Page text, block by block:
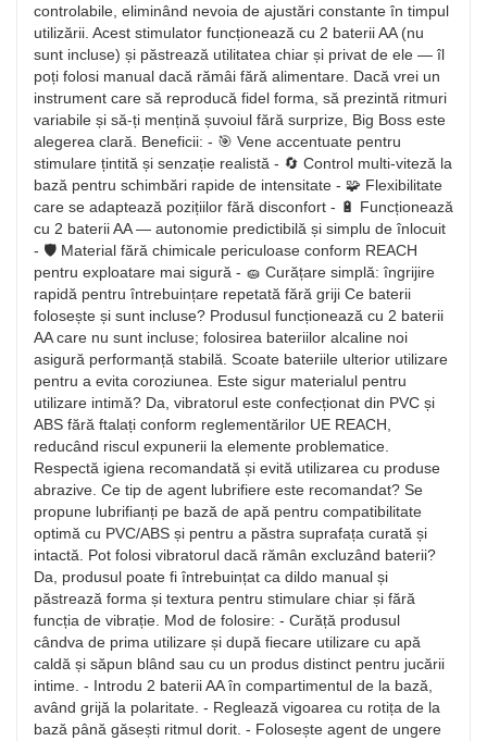
controlabile, eliminând nevoia de ajustări constante în timpul
utilizării. Acest stimulator funcționează cu 2 baterii AA (nu
sunt incluse) și păstrează utilitatea chiar și privat de ele — îl
poți folosi manual dacă rămâi fără alimentare. Dacă vrei un
instrument care să reproducă fidel forma, să prezintă ritmuri
variabile și să-ți mențină șuvoiul fără surprize, Big Boss este
alegerea clară. Beneficii: - 🎯 Vene accentuate pentru
stimulare țintită și senzație realistă - 🔄 Control multi-viteză la
bază pentru schimbări rapide de intensitate - 🧩 Flexibilitate
care se adaptează pozițiilor fără disconfort - 🔋 Funcționează
cu 2 baterii AA — autonomie predictibilă și simplu de înlocuit
- 🛡️ Material fără chimicale periculoase conform REACH
pentru exploatare mai sigură - 🧽 Curățare simplă: îngrijire
rapidă pentru întrebuințare repetată fără griji Ce baterii
folosește și sunt incluse? Produsul funcționează cu 2 baterii
AA care nu sunt incluse; folosirea bateriilor alcaline noi
asigură performanță stabilă. Scoate bateriile ulterior utilizare
pentru a evita coroziunea. Este sigur materialul pentru
utilizare intimă? Da, vibratorul este confecționat din PVC și
ABS fără ftalați conform reglementărilor UE REACH,
reducând riscul expunerii la elemente problematice.
Respectă igiena recomandată și evită utilizarea cu produse
abrazive. Ce tip de agent lubrifiere este recomandat? Se
propune lubrifianți pe bază de apă pentru compatibilitate
optimă cu PVC/ABS și pentru a păstra suprafața curată și
intactă. Pot folosi vibratorul dacă rămân excluzând baterii?
Da, produsul poate fi întrebuințat ca dildo manual și
păstrează forma și textura pentru stimulare chiar și fără
funcția de vibrație. Mod de folosire: - Curăță produsul
cândva de prima utilizare și după fiecare utilizare cu apă
caldă și săpun blând sau cu un produs distinct pentru jucării
intime. - Introdu 2 baterii AA în compartimentul de la bază,
având grijă la polaritate. - Reglează vigoarea cu rotița de la
bază până găsești ritmul dorit. - Folosește agent de ungere